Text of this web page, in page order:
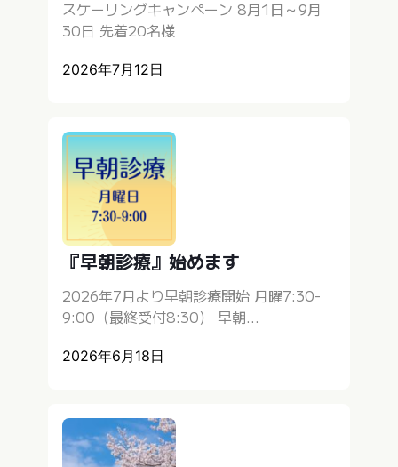
スケーリングキャンペーン 8月1日～9月
30日 先着20名様
2026年7月12日
『早朝診療』始めます
2026年7月より早朝診療開始 月曜7:30-
9:00（最終受付8:30） 早朝...
2026年6月18日